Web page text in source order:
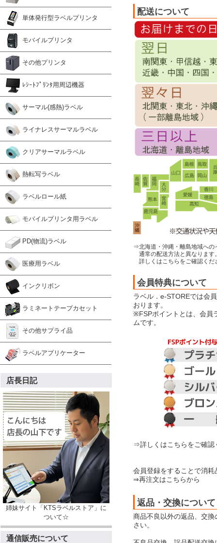
単体発行型ラベルプリンタ
モバイルプリンタ
その他プリンタ
ﾚｼｰﾄﾌﾟﾘﾝﾀ用周辺機器
サーマル(感熱)ラベル
ライナレスサーマルラベル
クリアサーマルラベル
熱転写ラベル
ラベルロール紙
モバイルプリンタ用ラベル
PD(物流)ラベル
医療用ラベル
インクリボン
ラミネートテープカセット
その他サプライ品
ラベルアプリケーター
店長日記
姉妹サイト「KTSラベルストア」に
ついて☆
通信販売について
配送について
⇒北海道・沖縄・離島地域への
通常の配送方法と異なります
詳しくはこちらをご確認くだ
会員特典について
ラベル．e-STOREでは会
おります。
※FSPポイントとは、会員
ムです。
⇒詳しくはこちらをご確認
会員登録をすることで消
⇒再注文はこちらから
返品・交換について
商品不良以外の返品、交
さい。